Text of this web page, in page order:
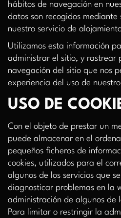
hábitos de navegación en
datos son recogidos
nuestro servicio de
Utilizamos esta información
administrar el sitio, y rastrear
navegación del sitio que nos
experiencia del uso de
USO DE
Con el objeto de prestar un
puede almacenar en el
pequeños ficheros de
cookies, utilizados para el
algunos de los servicios que
diagnosticar problemas en la
administración de algunos de
Para limitar o restringir la